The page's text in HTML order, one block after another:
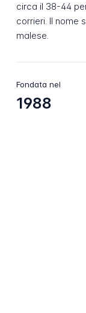
circa il 38-44
corrieri. Il nome
malese.
Fondata nel
1988